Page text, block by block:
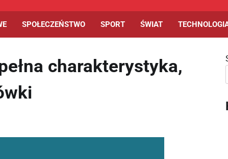
SPOŁECZEŃSTWO SPORT ŚWIAT
charakterystyka,